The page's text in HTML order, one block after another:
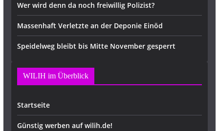
Wer wird denn da noch freiwillig Polizist?
Massenhaft Verletzte an der Deponie Einöd
Speidelweg bleibt bis Mitte November gesperrt
WILIH im Überblick
Startseite
Günstig werben auf wilih.de!